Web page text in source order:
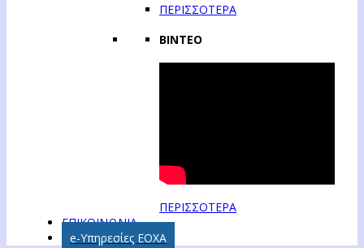
ΠΕΡΙΣΣΟΤΕΡΑ
ΒΙΝΤΕΟ
ΠΕΡΙΣΣΟΤΕΡΑ
ΕΠΙΚΟΙΝΩΝΙΑ
e-Υπηρεσίες ΕΟΧΑ